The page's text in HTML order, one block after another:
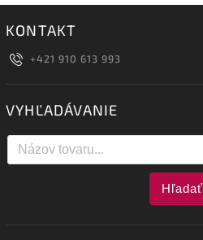
KONTAKT
+421 910 613 993
VYHĽADÁVANIE
Hľadať